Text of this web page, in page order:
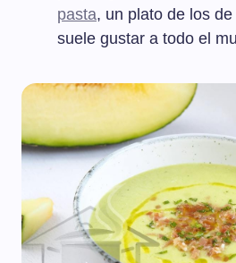
pasta, un plato de los
suele gustar a todo el